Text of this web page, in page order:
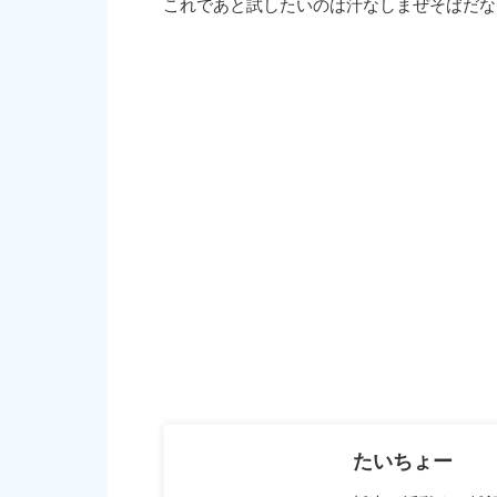
これであと試したいのは汁なしまぜそばだ
たいちょー